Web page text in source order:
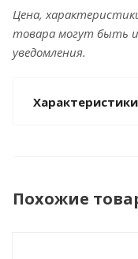
Цена,
товара могут быть
уведомления.
Характеристики
Похожие